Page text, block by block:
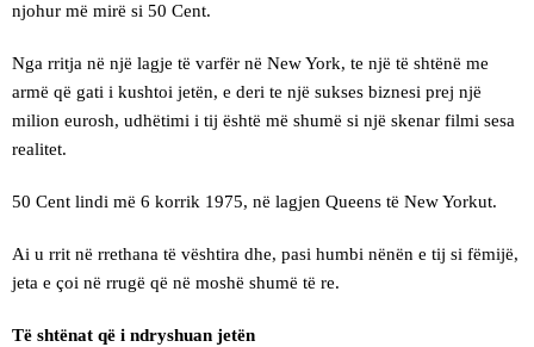
njohur më mirë si 50 Cent.
Nga rritja në një lagje të varfër në New York, te një të shtënë me
armë që gati i kushtoi jetën, e deri te një sukses biznesi prej një
milion eurosh, udhëtimi i tij është më shumë si një skenar filmi sesa
realitet.
50 Cent lindi më 6 korrik 1975, në lagjen Queens të New Yorkut.
Ai u rrit në rrethana të vështira dhe, pasi humbi nënën e tij si fëmijë,
jeta e çoi në rrugë që në moshë shumë të re.
Të shtënat që i ndryshuan jetën